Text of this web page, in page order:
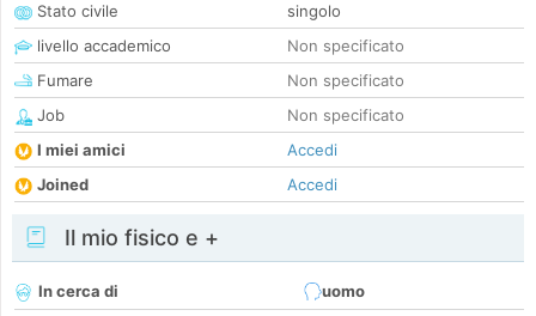
Stato civile
singolo
livello accademico
Non specificato
Fumare
Non specificato
Job
Non specificato
I miei amici
Accedi
Joined
Accedi
Il mio fisico e +
In cerca di
uomo